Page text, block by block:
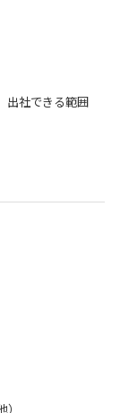
出社できる範囲